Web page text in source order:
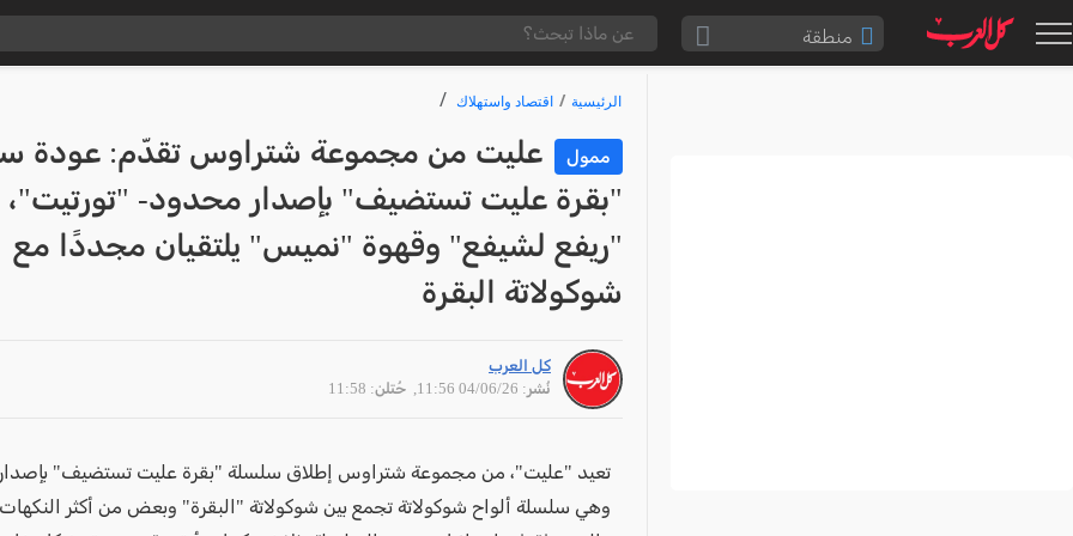
منطقة
الرئيسية اقتصاد واستهلاك
ممول
عليت من مجموعة شتراوس تقدّم: عودة
"بقرة عليت تستضيف" بإصدار محدود- "تورتيت"،
"ريفع لشيفع" وقهوة "نميس" يلتقيان مجددًا مع
شوكولاتة البقرة
كل العرب
نُشر: 04/06/26 11:56
, حُتلن: 11:58
تعيد "عليت"، من مجموعة شتراوس إطلاق سلسلة "بقرة عليت تستضيف"
وهي سلسلة ألواح شوكولاتة تجمع بين شوكولاتة "البقرة" وبعض من أكثر